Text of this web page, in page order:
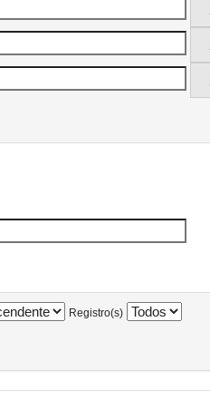
Registro(s)